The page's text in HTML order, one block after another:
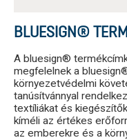
BLUESIGN®
A bluesign®
megfelelnek a
környezetvédelmi
tanúsítvánnyal
textíliákat és
kíméli az értékes
az emberekre és a